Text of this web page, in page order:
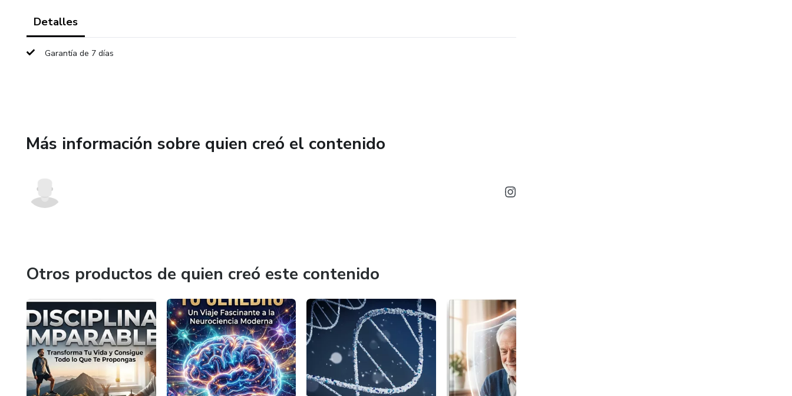
Detalles
Garantía de 7 días
Más información sobre quien creó el contenido
Otros productos de quien creó este contenido